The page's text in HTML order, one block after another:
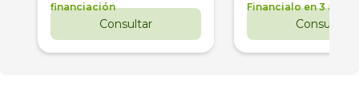
financiación
Consultar
Financialo en 3 años
Consultar